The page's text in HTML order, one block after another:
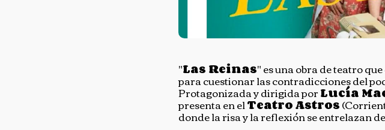
"Las Reinas" es una obra de teatro
para cuestionar las contradicciones del
Protagonizada y dirigida porLucía
presenta en elTeatro Astros
donde la risa y la reflexión se entrelazan